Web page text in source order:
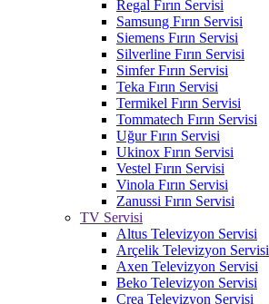
Regal Fırın Servisi
Samsung Fırın Servisi
Siemens Fırın Servisi
Silverline Fırın Servisi
Simfer Fırın Servisi
Teka Fırın Servisi
Termikel Fırın Servisi
Tommatech Fırın Servisi
Uğur Fırın Servisi
Ukinox Fırın Servisi
Vestel Fırın Servisi
Vinola Fırın Servisi
Zanussi Fırın Servisi
TV Servisi
Altus Televizyon Servisi
Arçelik Televizyon Servisi
Axen Televizyon Servisi
Beko Televizyon Servisi
Crea Televizyon Servisi